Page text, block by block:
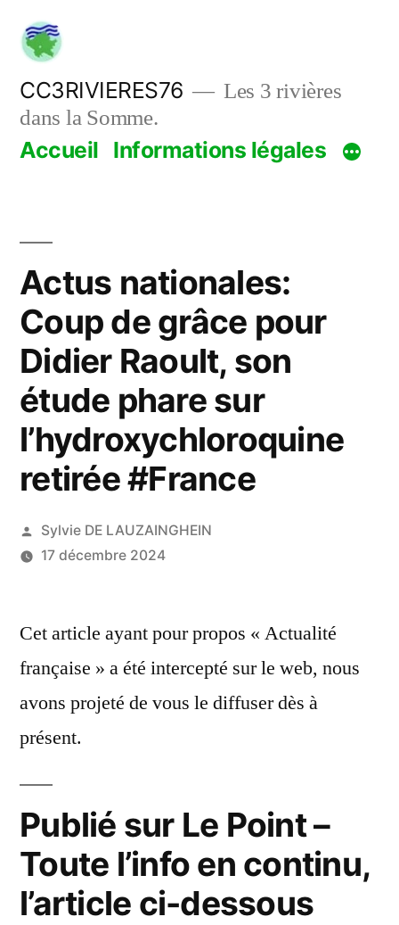
Aller
contenu
CC3RIVIERES76
Les 3 rivières
dans la Somme.
Accueil Informations légales
Actus nationales:
Coup de grâce pour
Didier Raoult, son
étude phare sur
l’hydroxychloroquine
retirée #France
Publié
par
Sylvie DE LAUZAINGHEIN
17 décembre 2024
Cet article ayant pour propos « Actualité
française » a été intercepté sur le web, nous
avons projeté de vous le diffuser dès à
présent.
Publié sur Le Point –
Toute l’info en continu,
l’article ci-dessous